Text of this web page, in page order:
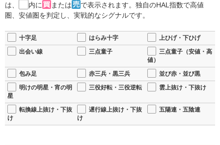
は、
内に または
で表示されます。独自のHAL指数で高値
圏、安値圏を判定し、実戦的なシグナルです。
十字足 はらみ十字
上ひげ・下ひげ
出会い線
三点童子
三点童子（安値・高
値）
包み足
赤三兵・黒三兵
並び赤・並び黒
明けの明星・宵の明
星
三役好転・三役逆転 雲上抜け・下抜け
転換線上抜け・下抜
け
遅行線上抜け・下抜
け
五陽連・五陰連